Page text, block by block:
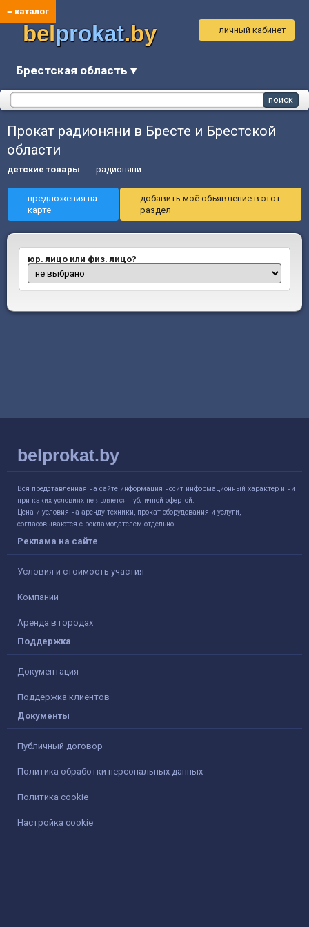
≡ каталог
belprokat.by
Брестская область ▾
личный кабинет
Прокат радионяни в Бресте и Брестской
области
детские товары радионяни
предложения на
карте
добавить моё объявление в этот
раздел
юр. лицо или физ. лицо?
belprokat.by
Вся представленная на сайте информация носит информационный характер и ни
при каких условиях не является публичной офертой.
Цена и условия на аренду техники, прокат оборудования и услуги,
согласовываются с рекламодателем отдельно.
Реклама на сайте
Условия и стоимость участия
Компании
Аренда в городах
Поддержка
Документация
Поддержка клиентов
Документы
Публичный договор
Политика обработки персональных данных
Политика cookie
Настройка cookie